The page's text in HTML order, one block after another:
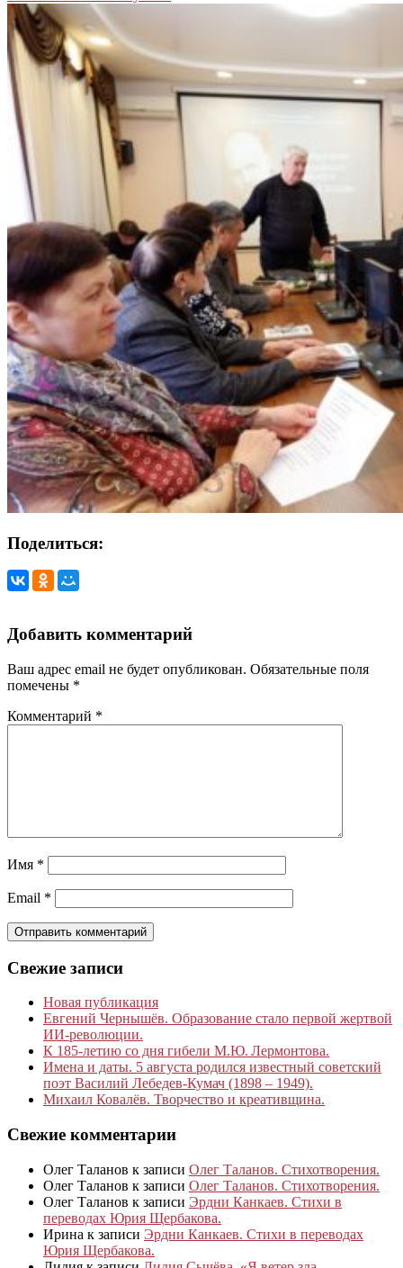
Поделиться:
Добавить комментарий
Ваш адрес email не будет опубликован. Обязательные поля
помечены *
Комментарий *
Имя *
Email *
Свежие записи
Новая публикация
Евгений Чернышёв. Образование стало первой жертвой
ИИ-революции.
К 185‑летию со дня гибели М.Ю. Лермонтова.
Имена и даты. 5 августа родился известный советский
поэт Василий Лебедев-Кумач (1898 – 1949).
Михаил Ковалёв. Творчество и креативщина.
Свежие комментарии
Олег Таланов к записи Олег Таланов. Стихотворения.
Олег Таланов к записи Олег Таланов. Стихотворения.
Олег Таланов к записи Эрдни Канкаев. Стихи в
переводах Юрия Щербакова.
Ирина к записи Эрдни Канкаев. Стихи в переводах
Юрия Щербакова.